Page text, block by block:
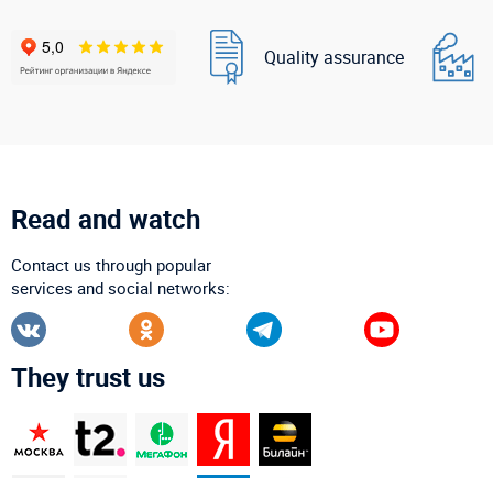
Quality assurance
Read and watch
Contact us through popular
services and social networks:
They trust us